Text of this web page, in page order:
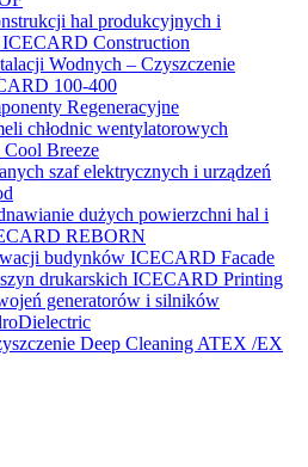
hal produkcyjnych i
Construction
Wodnych – Czyszczenie
100-400
Regeneracyjne
chłodnic wentylatorowych
Breeze
szaf elektrycznych i urządzeń
dużych powierzchni hal i
REBORN
budynków ICECARD Facade
drukarskich ICECARD Printing
generatorów i silników
Deep Cleaning ATEX /EX